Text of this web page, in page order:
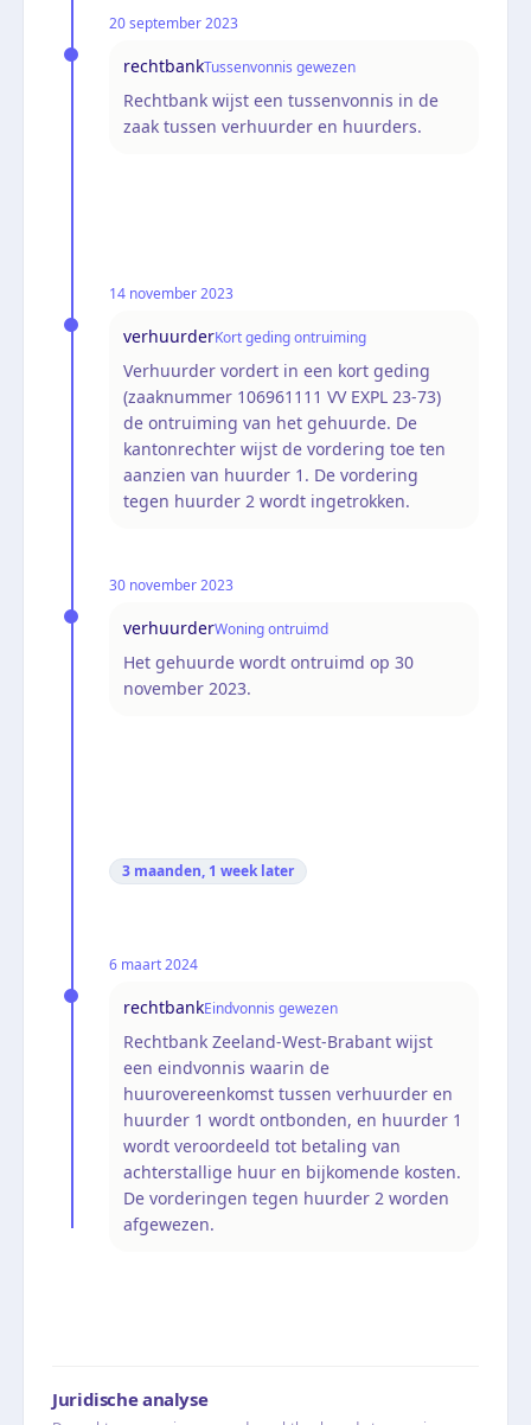
20 september 2023
rechtbankTussenvonnis gewezen
Rechtbank wijst een tussenvonnis in de
zaak tussen verhuurder en huurders.
14 november 2023
verhuurderKort geding ontruiming
Verhuurder vordert in een kort geding
(zaaknummer 106961111 VV EXPL 23-73)
de ontruiming van het gehuurde. De
kantonrechter wijst de vordering toe ten
aanzien van huurder 1. De vordering
tegen huurder 2 wordt ingetrokken.
30 november 2023
verhuurderWoning ontruimd
Het gehuurde wordt ontruimd op 30
november 2023.
3 maanden, 1 week later
6 maart 2024
rechtbankEindvonnis gewezen
Rechtbank Zeeland-West-Brabant wijst
een eindvonnis waarin de
huurovereenkomst tussen verhuurder en
huurder 1 wordt ontbonden, en huurder 1
wordt veroordeeld tot betaling van
achterstallige huur en bijkomende kosten.
De vorderingen tegen huurder 2 worden
afgewezen.
Juridische analyse